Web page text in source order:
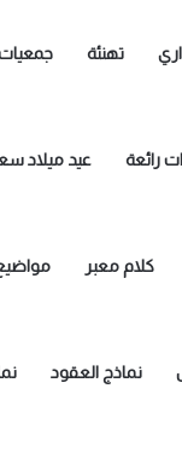
تهنئة
رائعة عيد ميلاد
كلام معبر
نماذج العقود